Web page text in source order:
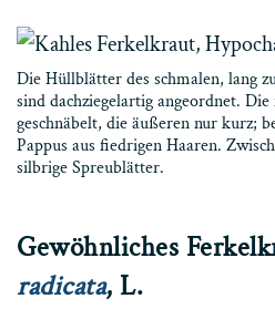
Die Hüllblätter des schmalen, lang
sind dachziegelartig angeordnet.
geschnäbelt, die äußeren nur kurz;
Pappus aus fiedrigen Haaren.
silbrige Spreublätter.
Gewöhnliches
radicata, L.